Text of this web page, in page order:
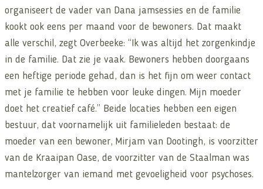
organiseert de vader van Dana jamsessies en de familie
kookt ook eens per maand voor de bewoners. Dat maakt
alle verschil, zegt Overbeeke: “Ik was altijd het zorgenkindje
in de familie. Dat zie je vaak. Bewoners hebben doorgaans
een heftige periode gehad, dan is het fijn om weer contact
met je familie te hebben voor leuke dingen. Mijn moeder
doet het creatief café.” Beide locaties hebben een eigen
bestuur, dat voornamelijk uit familieleden bestaat: de
moeder van een bewoner, Mirjam van Dootingh, is voorzitter
van de Kraaipan Oase, de voorzitter van de Staalman was
mantelzorger van iemand met gevoeligheid voor psychoses.